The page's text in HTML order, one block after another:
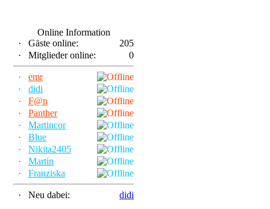
Online Information
·
Gäste online:
205
·
Mitglieder online: 0
·
emr
·
didi
·
F@n
·
Panther
·
Martincor
·
Blue
·
Nikita2405
·
Martin
·
Franziska
· Neu dabei: didi